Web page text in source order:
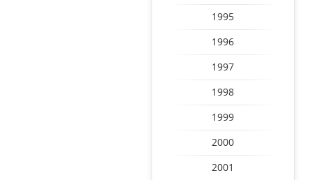
1995
1996
1997
1998
1999
2000
2001